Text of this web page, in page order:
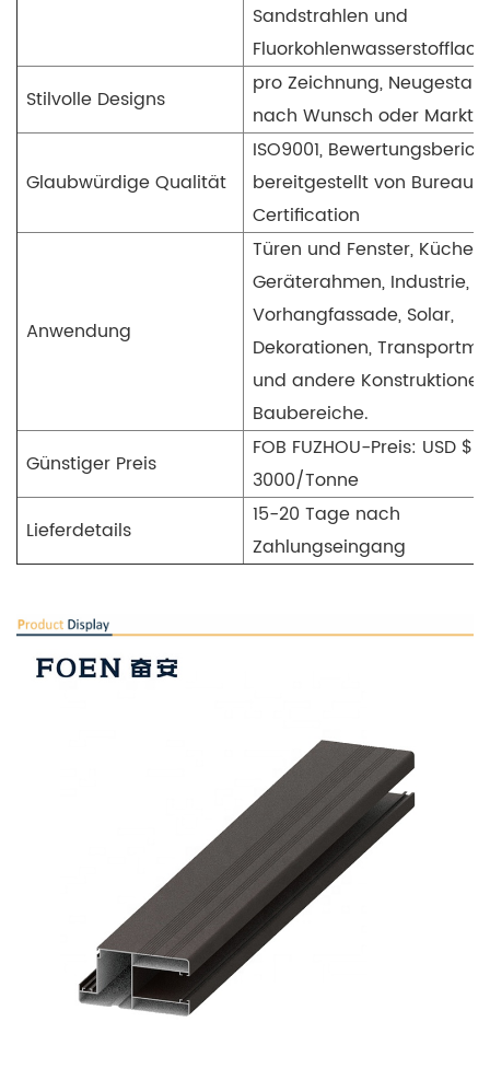
Sandstrahlen und
Stilvolle Designs
pro Zeichnung,
nach Wunsch oder
Glaubwürdige Qualität
ISO9001,
bereitgestellt von Bureau
Certification
Anwendung
Türen und Fenster, Küche,
Geräterahmen, Industrie,
Vorhangfassade, Solar,
Dekorationen,
und andere
Baubereiche.
Günstiger Preis
FOB FUZHOU-Preis: USD $
3000/Tonne
Lieferdetails
15-20 Tage nach
Zahlungseingang